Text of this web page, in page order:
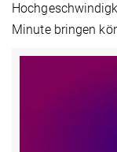
Minute bringen